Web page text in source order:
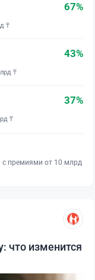
67%
₸
43%
₸
37%
₸
с премиями от 10 млрд
что изменится